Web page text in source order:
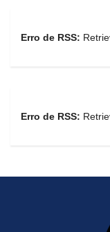
Erro de RSS:
Erro de RSS: